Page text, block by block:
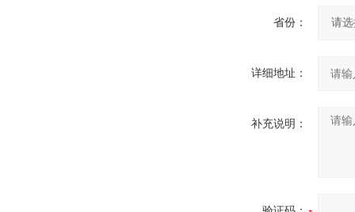
省份：
详细地址：
补充说明：